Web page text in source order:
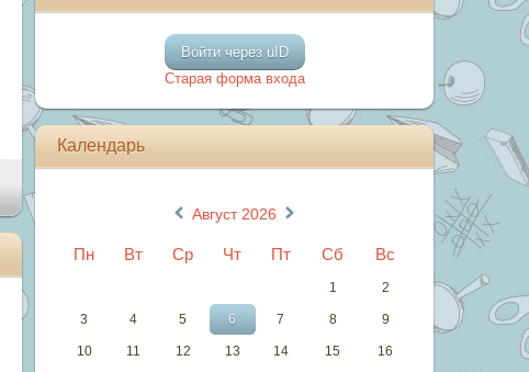
Войти через uID
Старая форма входа
Календарь
Август 2026
Пн Вт Ср Чт Пт Сб Вс
1 2
3 4 5 6 7 8 9
10 11 12 13 14 15 16